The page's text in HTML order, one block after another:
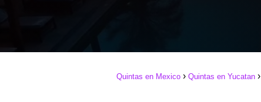
Quintas en Mexico Quintas en Yucatan